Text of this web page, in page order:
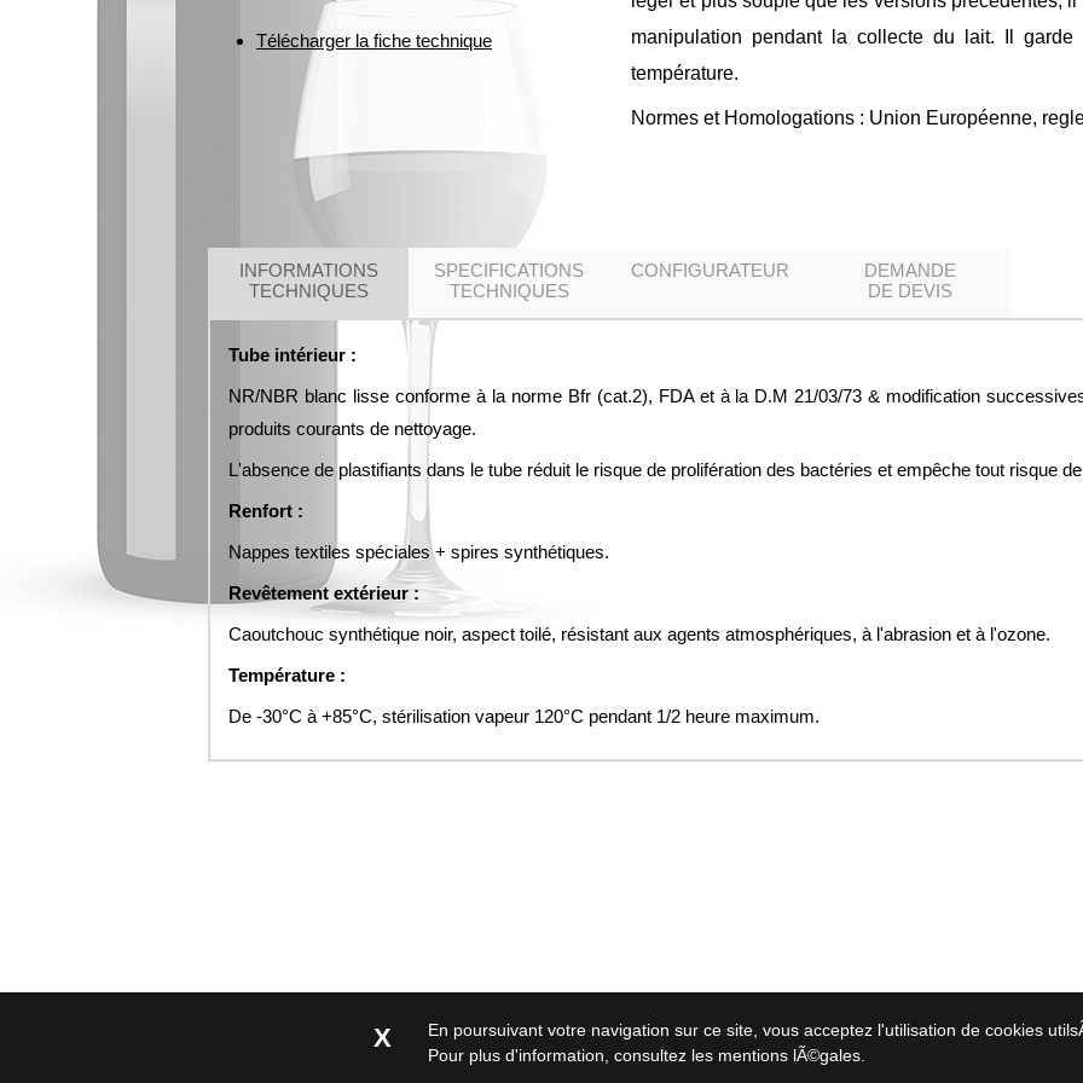
manipulation pendant la collecte du lait. Il
température.
Normes et Homologations : Union Européenne,
Télécharger la fiche technique
INFORMATIONS
TECHNIQUES
SPECIFICATIONS
TECHNIQUES
CONFIGURATEUR
DEMANDE
DE DEVIS
Tube intérieur :
NR/NBR blanc lisse conforme à la norme Bfr (cat.2), FDA et à la D.M 21/03/73 & modification
produits courants de nettoyage.
L'absence de plastifiants dans le tube réduit le risque de prolifération des bactéries et empêche tout risque
Renfort :
Nappes textiles spéciales + spires synthétiques.
Revêtement extérieur :
Caoutchouc synthétique noir, aspect toilé, résistant aux agents atmosphériques, à l'abrasion et à l'ozone.
Température :
De -30°C à +85°C, stérilisation vapeur 120°C pendant 1/2 heure maximum.
X
En poursuivant votre navigation sur ce site, vous acceptez l'utilisation de cookies
Pour plus d'information, consultez les mentions lÃ©gales